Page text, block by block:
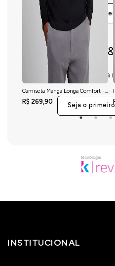
Camiseta Manga Longa Comfort -
R$ 269,90
Seja o
Perguntas
Este produto ainda
Seja o
INSTITUCIONAL